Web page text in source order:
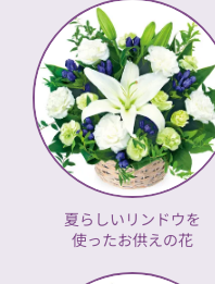
夏らしいリンドウを
使ったお供えの花